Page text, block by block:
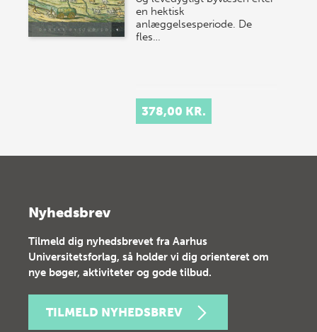
en hektisk
anlæggelsesperiode. De
fles…
378,00 KR.
Nyhedsbrev
Tilmeld dig nyhedsbrevet fra Aarhus
Universitetsforlag, så holder vi dig orienteret om
nye bøger, aktiviteter og gode tilbud.
TILMELD NYHEDSBREV